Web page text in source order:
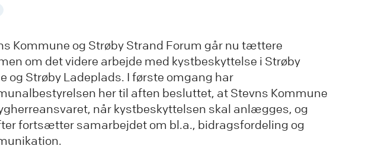
Kommune og Strøby Strand Forum går nu tættere
om det videre arbejde med kystbeskyttelse i Strøby
og Strøby Ladeplads. I første omgang har
her til aften besluttet, at Stevns Kommune
når kystbeskyttelsen skal anlægges, og
fortsætter samarbejdet om bl.a., bidragsfordeling og